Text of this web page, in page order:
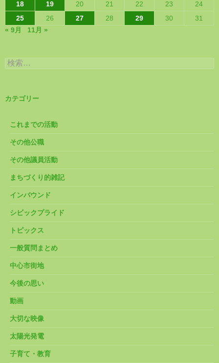
18
19 20 21 22 23
24
25
26 27 28 29 30
31
« 9月
11月 »
検
索:
カテゴリー
これまでの活動
その他公職
その他議員活動
まちづくり的雑記
インバウンド
シビックプライド
トピックス
一般質問まとめ
中心市街地
今後の思い
動画
大切な映像
太陽光発電
子育て・教育